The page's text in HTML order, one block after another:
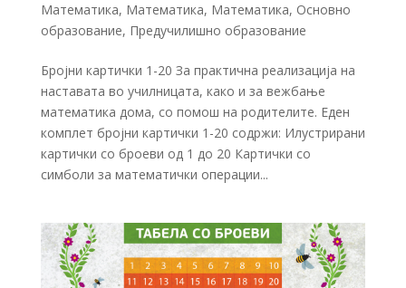
Математика, Математика, Математика, Основно
образование, Предучилишнo образование
Бројни картички 1-20 За практична реализација на
наставата во училницата, како и за вежбање
математика дома, со помош на родителите. Еден
комплет бројни картички 1-20 содржи: Илустрирани
картички со броеви од 1 до 20 Картички со
симболи за математички операции...